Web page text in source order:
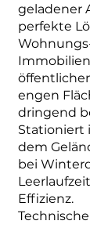
geladener
perfekte
engen
dringend
Stationiert
dem
bei
Effizienz.